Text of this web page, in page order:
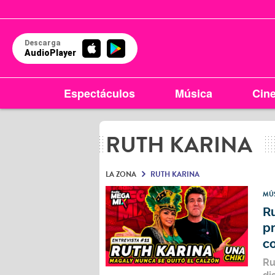
Descarga
AudioPlayer
Espectáculos Música
RUTH KARINA
LA ZONA RUTH KARINA